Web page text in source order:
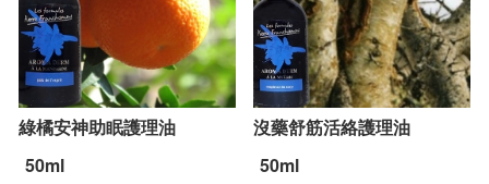
綠橘安神助眠護理油
50ml
沒藥舒筋活絡護理油
50ml